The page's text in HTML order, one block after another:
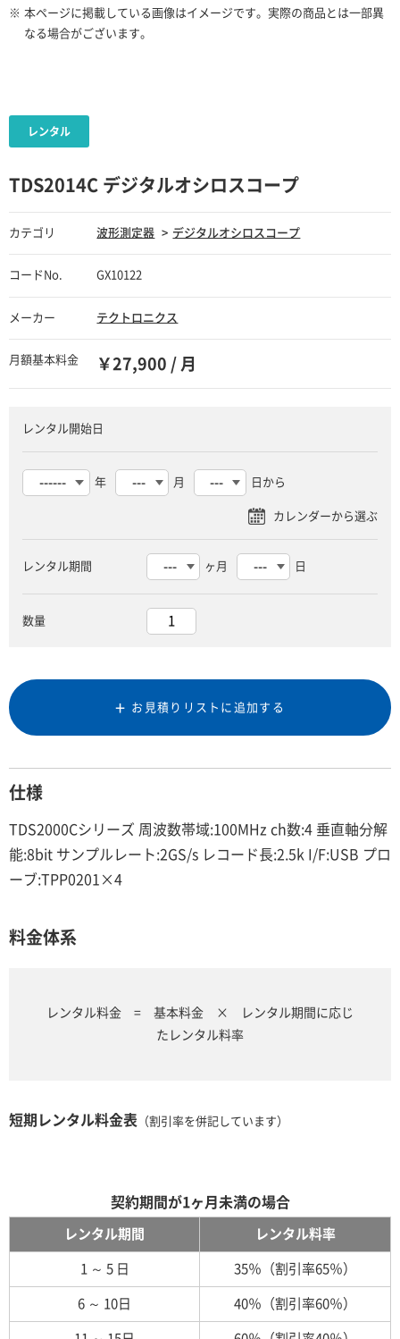
※ 本ページに掲載している画像はイメージです。実際の商品とは一部異
なる場合がございます。
TDS2014C デジタルオシロスコープ
カテゴリ 波形測定器 デジタルオシロスコープ
コードNo. GX10122
メーカー テクトロニクス
月額基本料金 ￥27,900 / 月
レンタル開始日
年 月 日から
レンタル期間 ヶ月 日
数量
お見積りリストに追加する
仕様
TDS2000Cシリーズ 周波数帯域:100MHz ch数:4 垂直軸分解
能:8bit サンプルレート:2GS/s レコード長:2.5k I/F:USB プロ
ーブ:TPP0201×4
料金体系
レンタル料金 = 基本料金 × レンタル期間に応じ
たレンタル料率
短期レンタル料金表 （割引率を併記しています）
契約期間が1ヶ月未満の場合
レンタル期間 レンタル料率
1 ～ 5 日 35％（割引率65％）
6 ～ 10日 40％（割引率60％）